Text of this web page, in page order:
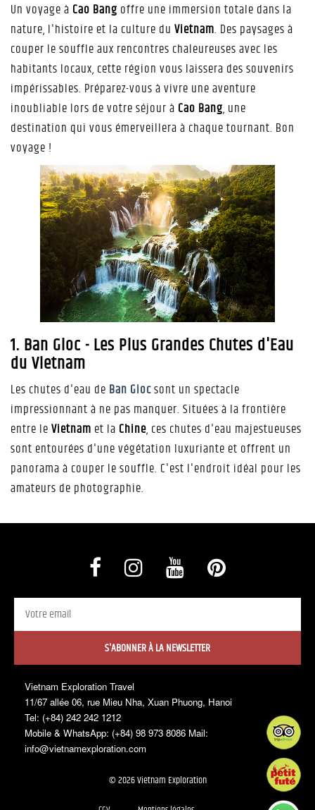
Un voyage à Cao Bang offre une immersion totale dans la
nature, l'histoire et la culture du Vietnam. Des paysages à
couper le souffle aux rencontres chaleureuses avec les
habitants locaux, cette région vous laissera des souvenirs
impérissables. Préparez-vous à vivre une aventure
inoubliable lors de votre séjour à Cao Bang, une
destination qui vous émerveillera à chaque tournant. Bon
voyage !
1. Ban Gioc - Les Plus Grandes Chutes d'Eau
du Vietnam
Les chutes d'eau de Ban Giocsont un spectacle
impressionnant à ne pas manquer. Situées à la frontière
entre leVietnam et la Chine, ces chutes d'eau majestueuses
sont entourées d'une végétation luxuriante et offrent un
panorama à couper le souffle. C'est l'endroit idéal pour les
amateurs de photographie.
S'ABONNER À LA NEWSLETTER
Vietnam Exploration Travel
11/67 allée 06, rue Mieu Nha, Xuan Phuong, Hanoi
Tel: (+84) 242 242 1212
Mobile & WhatsApp: (+84) 98 973 8086 Mail:
info@vietnamexploration.com
© 2026 Vietnam Exploration